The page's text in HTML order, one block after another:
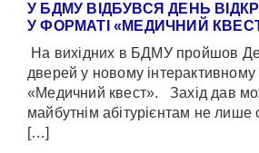
У БДМУ ВІДБУВСЯ ДЕНЬ
У ФОРМАТІ «МЕДИЧНИЙ
На вихідних в БДМУ пройшов
дверей у новому
«Медичний квест». Захід дав
майбутнім абітурієнтам не лише
[…]